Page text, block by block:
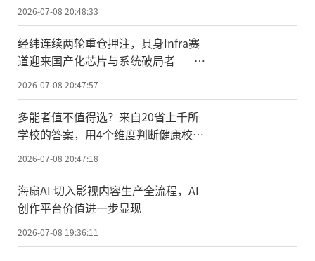
2026-07-08 20:48:33
经纬连续两轮重仓押注，具身Infra赛
道迎来国产化芯片与系统破局者——灵
境智源
2026-07-08 20:47:57
多能者值不值得选？来自20省上千所
学校的答案，用4个维度判断健康校园
2026-07-08 20:47:18
海扇AI 切入影视内容生产全流程，AI
创作平台价值进一步显现
2026-07-08 19:36:11